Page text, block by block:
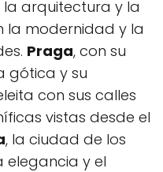
la arquitectura y la
la modernidad y la
Praga, con su
gótica y su
con sus calles
vistas desde el
, la ciudad de los
elegancia y el